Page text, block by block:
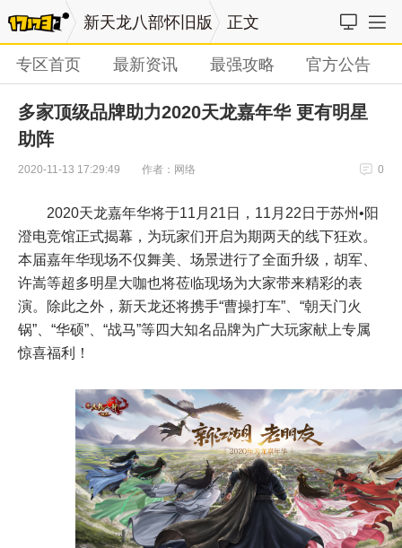
新天龙八部怀旧版 正文
专区首页 最新资讯 最强攻略 官方公告
多家顶级品牌助力2020天龙嘉年华 更有明星
助阵
2020-11-13 17:29:49 作者：网络 0
2020天龙嘉年华将于11月21日，11月22日于苏州•阳
澄电竞馆正式揭幕，为玩家们开启为期两天的线下狂欢。
本届嘉年华现场不仅舞美、场景进行了全面升级，胡军、
许嵩等超多明星大咖也将莅临现场为大家带来精彩的表
演。除此之外，新天龙还将携手“曹操打车”、“朝天门火
锅”、“华硕”、“战马”等四大知名品牌为广大玩家献上专属
惊喜福利！